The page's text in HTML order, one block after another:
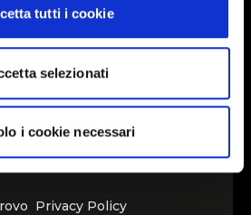
tutti i cookie
selezionati
i cookie necessari
NOME
Privacy Policy